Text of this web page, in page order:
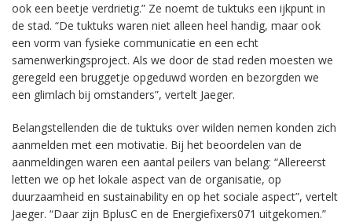
ook een beetje verdrietig.” Ze noemt de tuktuks een ijkpunt in
de stad. “De tuktuks waren niet alleen heel handig, maar ook
een vorm van fysieke communicatie en een echt
samenwerkingsproject. Als we door de stad reden moesten we
geregeld een bruggetje opgeduwd worden en bezorgden we
een glimlach bij omstanders”, vertelt Jaeger.
Belangstellenden die de tuktuks over wilden nemen konden zich
aanmelden met een motivatie. Bij het beoordelen van de
aanmeldingen waren een aantal peilers van belang: “Allereerst
letten we op het lokale aspect van de organisatie, op
duurzaamheid en sustainability en op het sociale aspect”, vertelt
Jaeger. “Daar zijn BplusC en de Energiefixers071 uitgekomen.”